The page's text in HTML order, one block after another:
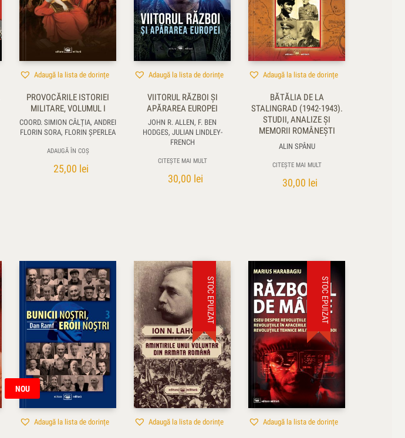
Adaugă la lista de dorințe
PROVOCĂRILE ISTORIEI
MILITARE, VOLUMUL I
COORD. SIMION CÂLȚIA, ANDREI
FLORIN SORA, FLORIN ŞPERLEA
ADAUGĂ ÎN COȘ
25,00 lei
Adaugă la lista de dorințe
VIITORUL RĂZBOI ŞI
APĂRAREA EUROPEI
JOHN R. ALLEN, F. BEN
HODGES, JULIAN LINDLEY-
FRENCH
CITEȘTE MAI MULT
30,00 lei
Adaugă la lista de dorințe
BĂTĂLIA DE LA
STALINGRAD (1942-1943).
STUDII, ANALIZE ȘI
MEMORII ROMÂNEȘTI
ALIN SPÂNU
CITEȘTE MAI MULT
30,00 lei
NOU
Adaugă la lista de dorințe
STOC EPUIZAT
Adaugă la lista de dorințe
STOC EPUIZAT
Adaugă la lista de dorințe